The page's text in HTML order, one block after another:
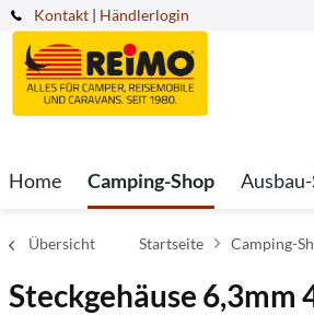
Kontakt | Händlerlogin
Home Camping-Shop
Übersicht Startseite Camping-
Steckgehäuse 6,3mm